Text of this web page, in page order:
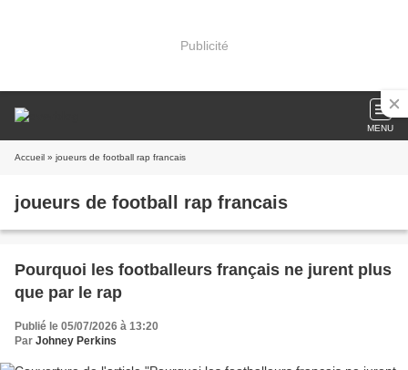
Publicité
MENU
Accueil » joueurs de football rap francais
joueurs de football rap francais
Pourquoi les footballeurs français ne jurent plus
que par le rap
Publié le 05/07/2026 à 13:20
Par Johney Perkins